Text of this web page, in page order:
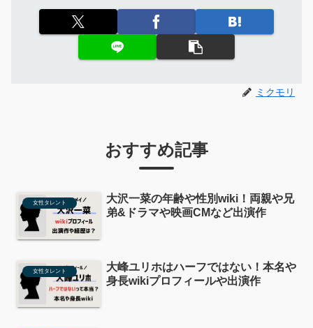
ミクモリ
おすすめ記事
女性タレント
大沢一菜の年齢や性別wiki！両親や兄
弟&ドラマや映画CMなど出演作
女性タレント
大峰ユリホはハーフではない！本名や
身長wikiプロフィールや出演作